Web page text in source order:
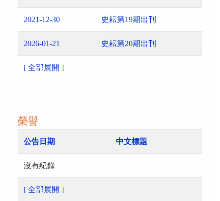
2021-12-30 史耘第19期出刊
2026-01-21 史耘第20期出刊
[ 全部展開 ]
榮譽
公告日期 中文標題
沒有紀錄
[ 全部展開 ]